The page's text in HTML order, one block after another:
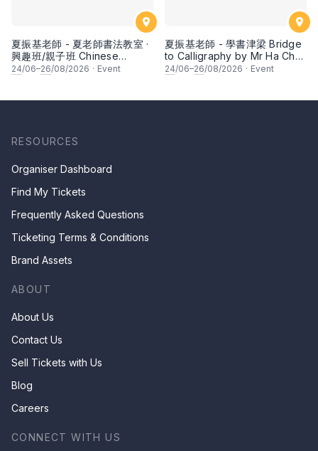
夏振基老師 - 夏老師書法教室 ·
興趣班/親子班 Chinese
Calligraphy Class for Parents
24/06–26/08/2026 · Event
夏振基老師 - 學書津梁 Bridge
to Calligraphy by Mr Ha Chan
Kee
24/06–26/08/2026 · Event
RESOURCES
Organiser Dashboard
Find My Tickets
Frequently Asked Questions
Ticketing Terms & Conditions
Brand Assets
ABOUT
About Us
Contact Us
Sell Tickets with Us
Blog
Careers
CONNECT WITH US